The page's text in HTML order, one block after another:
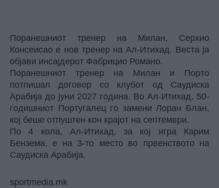
Поранешниот тренер на Милан, Серхио
Консеисао е нов тренер на Ал-Итихад. Веста ја
објави инсајдерот Фабрицио Романо.
Поранешниот тренер на Милан и Порто
потпишал договор со клубот од Саудиска
Арабија до јуни 2027 година. Во Ал-Итихад, 50-
годишниот Португалец го замени Лоран Блан,
кој беше отпуштен кон крајот на септември.
По 4 кола, Ал-Итихад, за кој игра Карим
Бензема, е на 3-то место во првенството на
Саудиска Арабија.
sportmedia.mk